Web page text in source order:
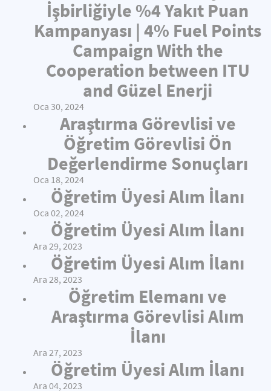
İşbirliğiyle %4 Yakıt Puan
Kampanyası | 4% Fuel Points
Campaign With the
Cooperation between ITU
and Güzel Enerji
Oca 30, 2024
Araştırma Görevlisi ve
Öğretim Görevlisi Ön
Değerlendirme Sonuçları
Oca 18, 2024
Öğretim Üyesi Alım İlanı
Oca 02, 2024
Öğretim Üyesi Alım İlanı
Ara 29, 2023
Öğretim Üyesi Alım İlanı
Ara 28, 2023
Öğretim Elemanı ve
Araştırma Görevlisi Alım
İlanı
Ara 27, 2023
Öğretim Üyesi Alım İlanı
Ara 04, 2023